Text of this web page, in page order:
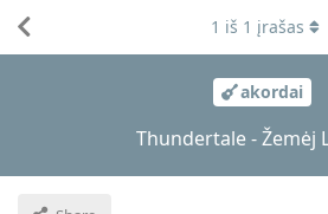
akordai
Thundertale - Žemėj
1 iš 1 įrašas